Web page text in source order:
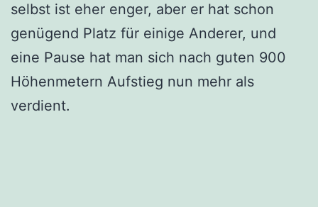
selbst ist eher enger, aber er hat schon
genügend Platz für einige Anderer, und
eine Pause hat man sich nach guten 900
Höhenmetern Aufstieg nun mehr als
verdient.